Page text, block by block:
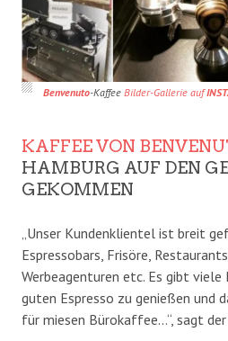
Benvenuto-Kaffee Bilder-Gallerie auf
KAFFEE VON
HAMBURG AUF DEN
GEKOMMEN
„Unser Kundenklientel ist breit
Espressobars, Frisöre,
Werbeagenturen etc. Es gibt viele
guten Espresso zu genießen und
für miesen Bürokaffee…“, sagt